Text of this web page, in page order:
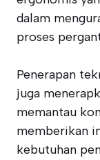
dalam
proses
Penerapan
juga
memantau
memberikan
kebutuhan